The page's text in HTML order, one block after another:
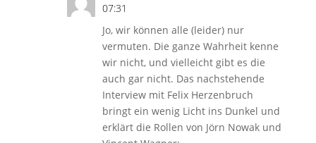
07:31
Jo, wir können alle (leider) nur
vermuten. Die ganze Wahrheit kenne
wir nicht, und vielleicht gibt es die
auch gar nicht. Das nachstehende
Interview mit Felix Herzenbruch
bringt ein wenig Licht ins Dunkel und
erklärt die Rollen von Jörn Nowak und